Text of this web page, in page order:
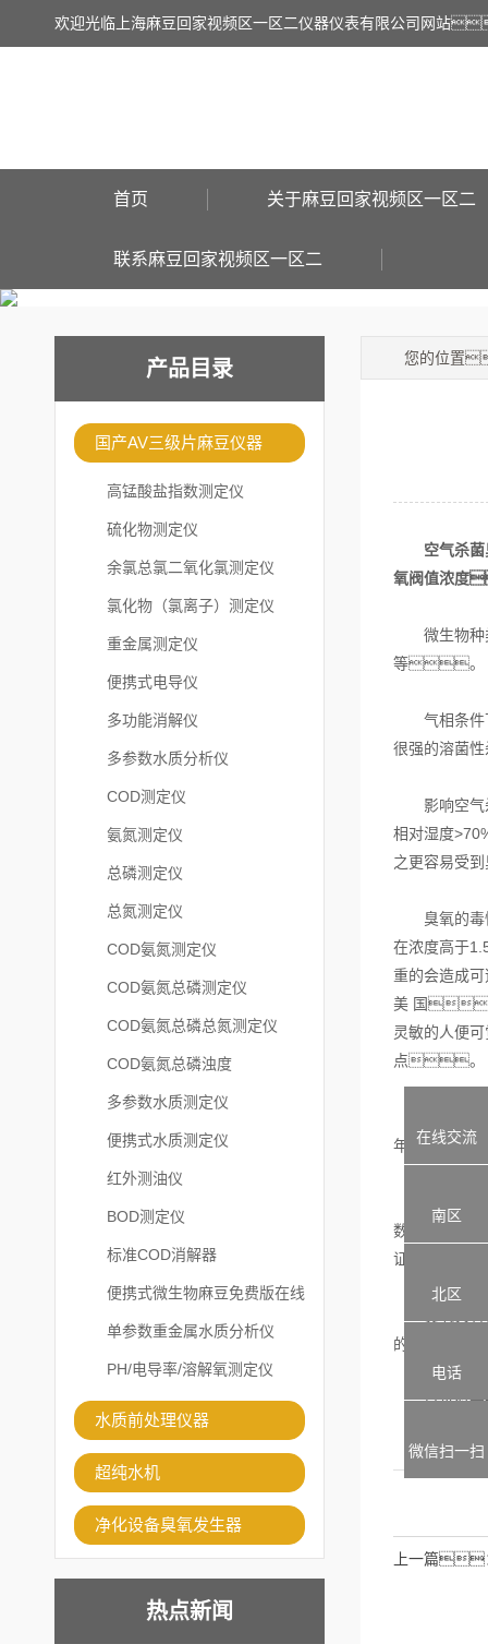
欢迎光临上海麻豆回家视频区一区二仪器仪表有限公司网站
首页 关于麻豆回家视频区一区二
联系麻豆回家视频区一区二
产品目录
国产AV三级片麻豆仪器
高锰酸盐指数测定仪
硫化物测定仪
余氯总氯二氧化氯测定仪
氯化物（氯离子）测定仪
重金属测定仪
便携式电导仪
多功能消解仪
多参数水质分析仪
COD测定仪
氨氮测定仪
总磷测定仪
总氮测定仪
COD氨氮测定仪
COD氨氮总磷测定仪
COD氨氮总磷总氮测定仪
COD氨氮总磷浊度
多参数水质测定仪
便携式水质测定仪
红外测油仪
BOD测定仪
标准COD消解器
便携式微生物麻豆免费版在线
观看
单参数重金属水质分析仪
PH/电导率/溶解氧测定仪
水质前处理仪器
超纯水机
净化设备臭氧发生器
热点新闻
您的位置
空气杀
氧阀值浓度
微生物种
等。
气相条件
很强的溶菌
影响空气
相对湿度
之更容易受
臭氧的毒
在浓度高于
重的会造成
美 国
灵敏的人便
点。
年来，
数，即
证。
的铬铁合金(
臭氧对普
上一篇
在线交流
南区
北区
电话
微信扫一扫